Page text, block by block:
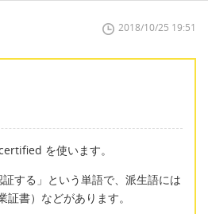
2018/10/25 19:51
を使います。
する」という単語で、派生語には
書）などがあります。